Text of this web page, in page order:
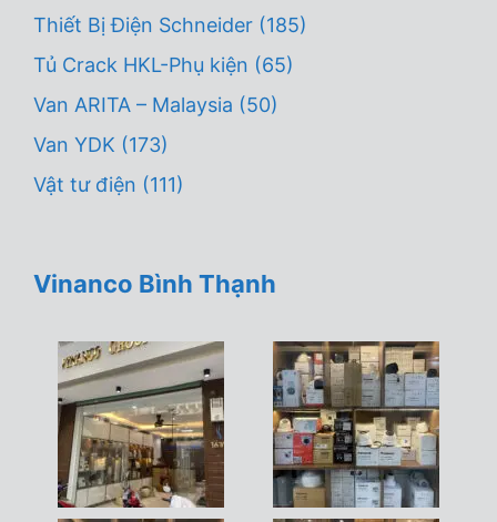
Thiết Bị Điện Schneider (185)
Tủ Crack HKL-Phụ kiện (65)
Van ARITA – Malaysia (50)
Van YDK (173)
Vật tư điện (111)
Vinanco Bình Thạnh